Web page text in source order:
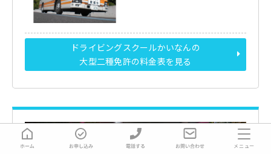
ドライビングスクールかいなんの
大型二種免許の料金表を見る
メニュー